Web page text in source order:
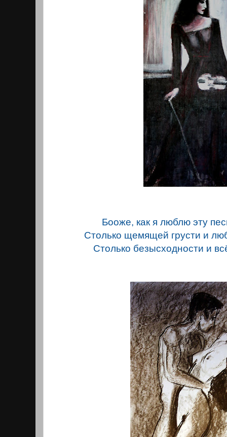
Бооже, как я люблю эту
Столько щемящей грусти и
Столько безысходности и